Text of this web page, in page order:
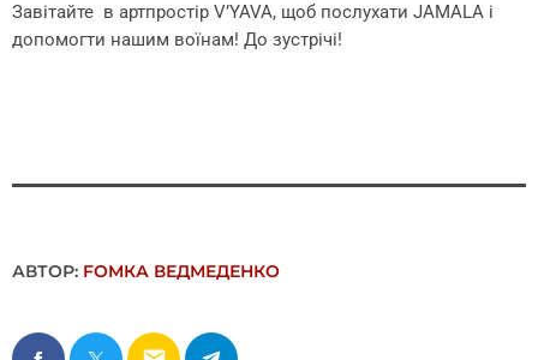
Завітайте в артпростір V’YAVA, щоб послухати JAMALA і
допомогти нашим воїнам! До зустрічі!
АВТОР: FОMКА ВЕДМЕДЕНКО